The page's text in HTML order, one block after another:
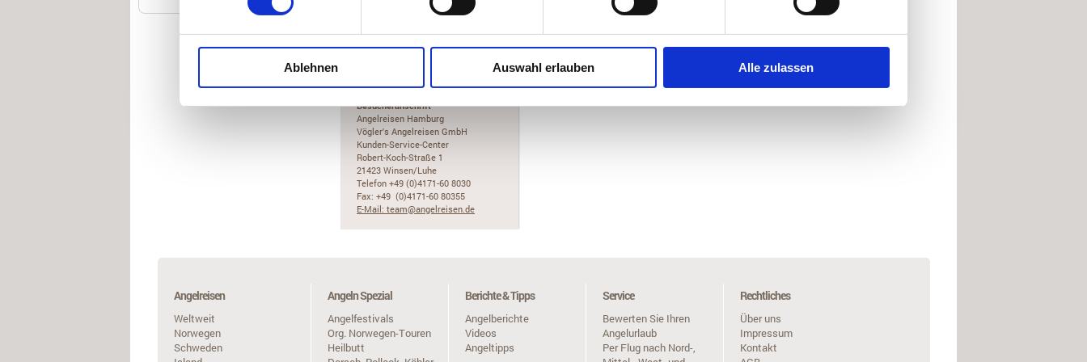
Ablehnen Auswahl erlauben Alle zulassen
Viele Grüße, Familie Anton und Martina Hagl
Besucheranschrift
Angelreisen Hamburg
Vögler's Angelreisen GmbH
Kunden-Service-Center
Robert-Koch-Straße 1
21423 Winsen/Luhe
Telefon +49 (0)4171-60 8030
Fax: +49 (0)4171-60 80355
E-Mail: team@angelreisen.de
Angelreisen
Weltweit
Norwegen
Schweden
Angeln Spezial
Angelfestivals
Org. Norwegen-Touren
Heilbutt
Berichte & Tipps
Angelberichte
Videos
Angeltipps
Service
Bewerten Sie Ihren
Angelurlaub
Per Flug nach Nord-,
Rechtliches
Über uns
Impressum
Kontakt